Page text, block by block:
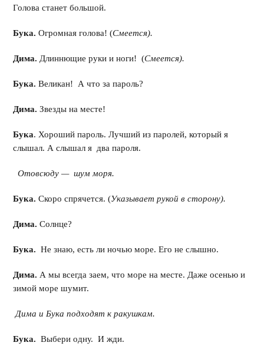
Голова станет большой.
Бука. Огромная голова! (Смеется).
Дима. Длиннющие руки и ноги! (Смеется).
Бука. Великан! А что за пароль?
Дима. Звезды на месте!
Бука. Хороший пароль. Лучший из паролей, который я
слышал. А слышал я два пароля.
Отовсюду — шум моря.
Бука. Скоро спрячется. (Указывает рукой в сторону).
Дима. Солнце?
Бука. Не знаю, есть ли ночью море. Его не слышно.
Дима. А мы всегда заем, что море на месте. Даже осенью и
зимой море шумит.
Дима и Бука подходят к ракушкам.
Бука. Выбери одну. И жди.